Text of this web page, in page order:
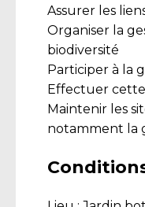
Assurer les
Organiser la
biodiversité
Participer à la
Effectuer
Maintenir les
notamment la